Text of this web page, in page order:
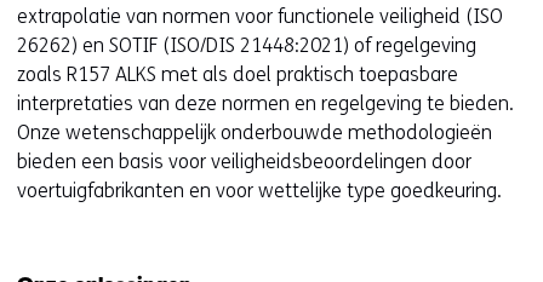
extrapolatie van normen voor functionele veiligheid (ISO
26262) en SOTIF (ISO/DIS 21448:2021) of regelgeving
zoals R157 ALKS met als doel praktisch toepasbare
interpretaties van deze normen en regelgeving te bieden.
Onze wetenschappelijk onderbouwde methodologieën
bieden een basis voor veiligheidsbeoordelingen door
voertuigfabrikanten en voor wettelijke type goedkeuring.